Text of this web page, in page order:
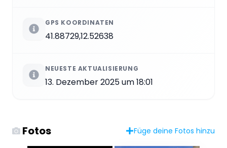
GPS KOORDINATEN
41.88729,12.52638
NEUESTE AKTUALISIERUNG
13. Dezember 2025 um 18:01
Fotos Füge deine Fotos hinzu